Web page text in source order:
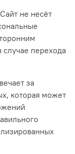
не несёт
перехода
за
которая может